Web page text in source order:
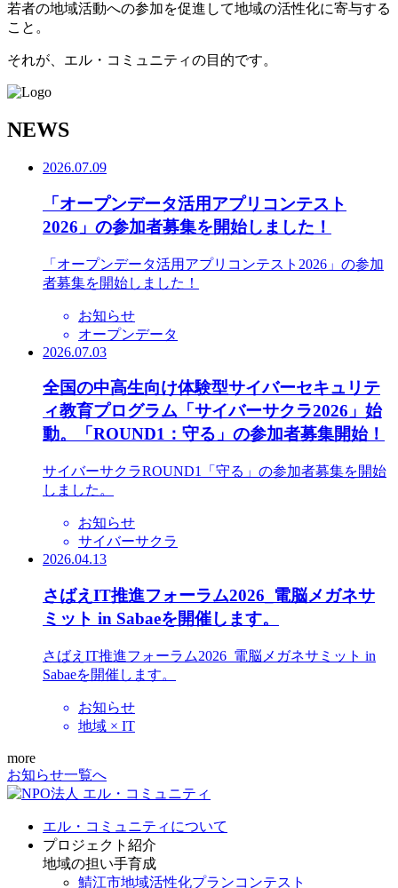
若者の地域活動への参加を促進して地域の活性化に寄与する
こと。
それが、エル・コミュニティの目的です。
NEWS
2026.07.09
「オープンデータ活用アプリコンテスト
2026」の参加者募集を開始しました！
「オープンデータ活用アプリコンテスト2026」の参加
者募集を開始しました！
お知らせ
オープンデータ
2026.07.03
全国の中高生向け体験型サイバーセキュリテ
ィ教育プログラム「サイバーサクラ2026」始
動。「ROUND1：守る」の参加者募集開始！
サイバーサクラROUND1「守る」の参加者募集を開始
しました。
お知らせ
サイバーサクラ
2026.04.13
さばえIT推進フォーラム2026_電脳メガネサ
ミット in Sabaeを開催します。
さばえIT推進フォーラム2026_電脳メガネサミット in
Sabaeを開催します。
お知らせ
地域 × IT
more
お知らせ一覧へ
エル・コミュニティについて
プロジェクト紹介
地域の担い手育成
鯖江市地域活性化プランコンテスト